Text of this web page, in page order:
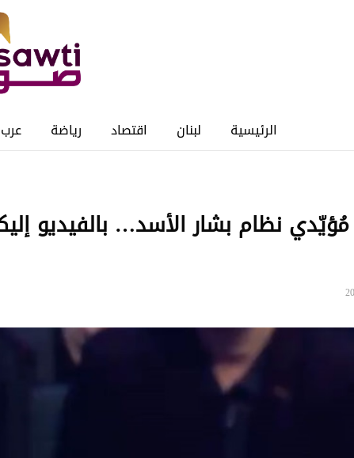
الرئيسية لبنان اقتصاد رياضة
نظام بشار الأسد… بالفيديو